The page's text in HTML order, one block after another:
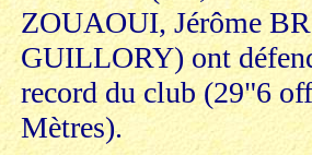
ZOUAOUI, Jérôme
GUILLORY) ont
record du club (29"6
Mètres).